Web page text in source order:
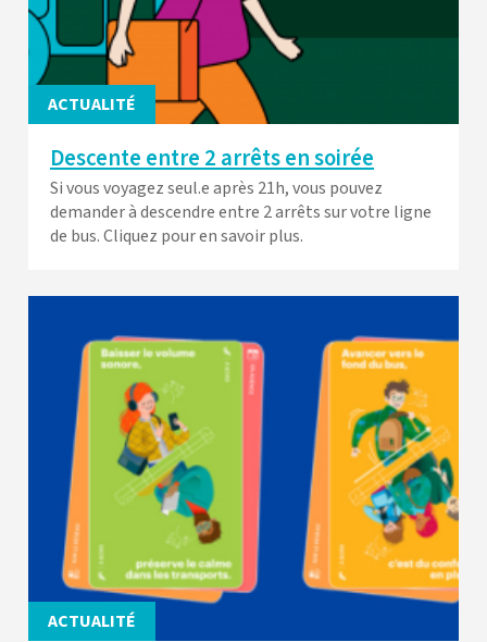
ACTUALITÉ
Descente entre 2 arrêts en soirée
Si vous voyagez seul.e après 21h, vous pouvez
demander à descendre entre 2 arrêts sur votre ligne
de bus. Cliquez pour en savoir plus.
ACTUALITÉ